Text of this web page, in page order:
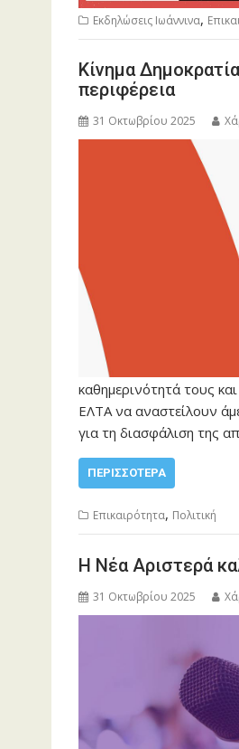
Εκδηλώσεις Ιωάννινα,
Κίνημα
περιφέρεια
31 Οκτωβρίου 2025
καθημερινότητά τους
ΕΛΤΑ να αναστείλουν
για τη διασφάλιση της
ΠΕΡΙΣΣΌΤΕΡΑ
Επικαιρότητα, Πολιτική
Η Νέα Αριστερά
31 Οκτωβρίου 2025